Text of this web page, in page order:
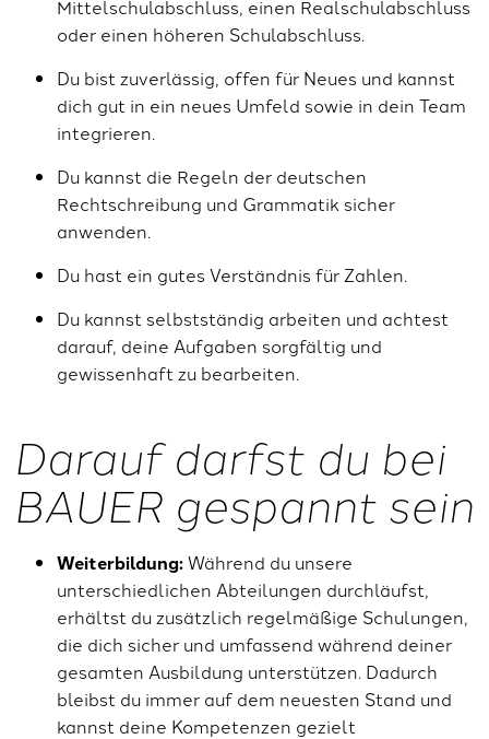
Mittelschulabschluss, einen Realschulabschluss
oder einen höheren Schulabschluss.
Du bist zuverlässig, offen für Neues und kannst
dich gut in ein neues Umfeld sowie in dein Team
integrieren.
Du kannst die Regeln der deutschen
Rechtschreibung und Grammatik sicher
anwenden.
Du hast ein gutes Verständnis für Zahlen.
Du kannst selbstständig arbeiten und achtest
darauf, deine Aufgaben sorgfältig und
gewissenhaft zu bearbeiten.
Darauf darfst du bei
BAUER gespannt sein
Weiterbildung:Während du unsere
unterschiedlichen Abteilungen durchläufst,
erhältst du zusätzlich regelmäßige Schulungen,
die dich sicher und umfassend während deiner
gesamten Ausbildung unterstützen. Dadurch
bleibst du immer auf dem neuesten Stand und
kannst deine Kompetenzen gezielt